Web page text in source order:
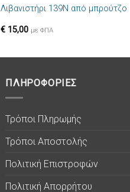
Λιβανιστήρι 139N από μπρούτζο
€ 15,00 με ΦΠΑ
ΠΛΗΡΟΦΟΡΙΕΣ
Τρόποι Πληρωμής
Τρόποι Αποστολής
Πολιτική Επιστροφών
Πολιτική Απορρήτου